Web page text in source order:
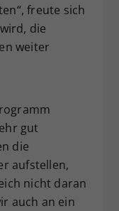
freute sich
die
weiter
gut
die
aufstellen,
nicht daran
auch an ein